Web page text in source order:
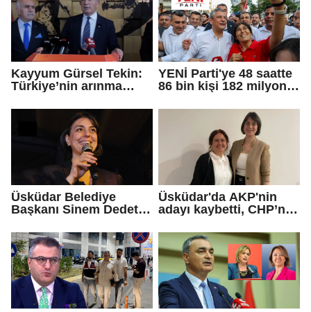
Kayyum Gürsel Tekin:
Türkiye’nin arınma
geldiniz...
YENİ Parti'ye 48 saatte
86 bin kişi 182 milyon
Üsküdar Belediye
Başkanı Sinem Dedetaş
Üsküdar'da AKP'nin
adayı kaybetti, CHP’nin
Çetinkaya Başkan
Vekili seçildi